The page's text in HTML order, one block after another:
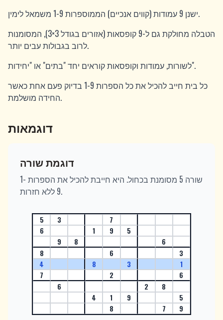
ישנן 9 עמודות (קווים אנכיים) הממוספרות 1-9 משמאל לימין.
הטבלה מחולקת גם ל-9 קופסאות (אזורים בגודל 3×3), המסומנות
לרוב בגבולות עבים יותר.
לשורות, עמודות וקופסאות קוראים יחד "בתים" או "יחידות".
כל בית חייב להכיל את כל הספרות 1-9 בדיוק פעם אחת כאשר
החידה מושלמת.
דוגמאות
דוגמת שורה
שורה 5 מסומנת בכחול. היא חייבת להכיל את הספרות 1-
9 ללא חזרות.
5 3
7
6
1 9
5
9
8
6
8
6
3
4
8 3
1
7
2
6
6
2
8
4
1 9
5
8
7 9